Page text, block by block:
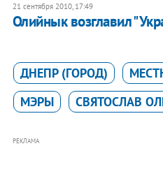
21 сентября 2010, 17:49
Олийнык возглавил
ДНЕПР (ГОРОД)
МЭРЫ
СВЯТОСЛАВ
РЕКЛАМА